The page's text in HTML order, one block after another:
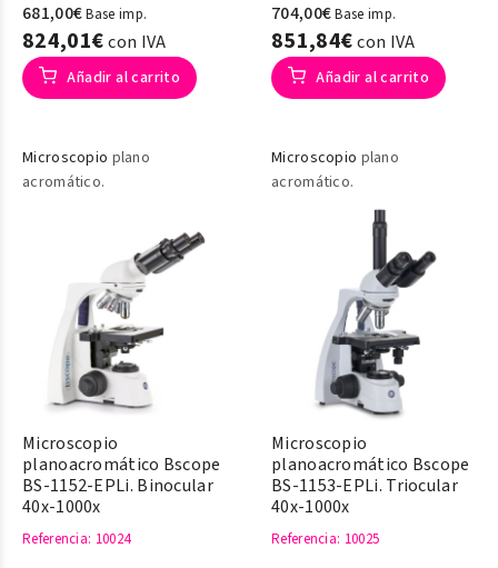
681,00€Base imp.
824,01€con IVA
Añadir al carrito
Microscopio plano
acromático.
704,00€Base imp.
851,84€con IVA
Añadir al carrito
Microscopio plano
acromático.
Microscopio
planoacromático Bscope
BS-1152-EPLi. Binocular
40x-1000x
Referencia: 10024
Microscopio
planoacromático Bscope
BS-1153-EPLi. Triocular
40x-1000x
Referencia: 10025